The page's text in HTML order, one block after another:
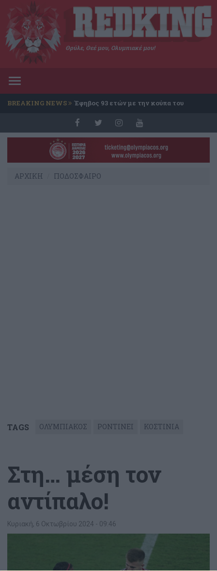
Θρύλε, Θεέ μου, Ολυμπιακέ μου!
Toggle
BREAKING NEWS Έφηβος 93 ετών με την κούπα του
ΑΡΧΙΚΗ ΠΟΔΟΣΦΑΙΡΟ
TAGS ΟΛΥΜΠΙΑΚΟΣ ΡΟΝΤΙΝΕΙ ΚΟΣΤΙΝΙΑ
Στη… μέση τον
αντίπαλο!
Κυριακή, 6 Οκτωβρίου 2024 - 09:46